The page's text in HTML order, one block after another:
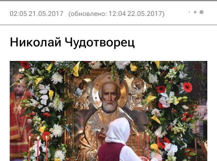
02:05 21.05.2017 (обновлено: 12:04 22.05.2017)
Николай Чудотворец